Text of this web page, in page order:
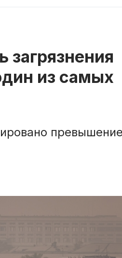
загрязнения
из самых